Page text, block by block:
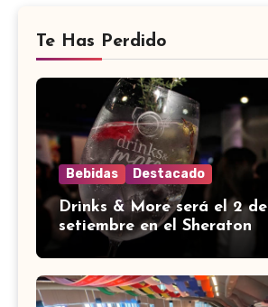
Te Has Perdido
Bebidas Destacado
Drinks & More será el 2 de
setiembre en el Sheraton